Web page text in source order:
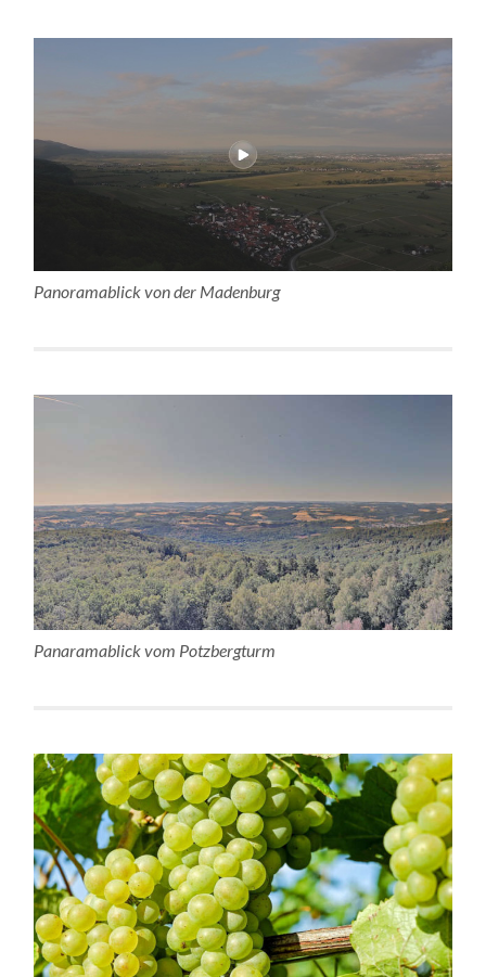
Panoramablick von der Madenburg
Panaramablick vom Potzbergturm